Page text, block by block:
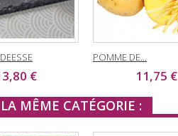
€
POMME DE...
11,75 €
MÊME CATÉGORIE :